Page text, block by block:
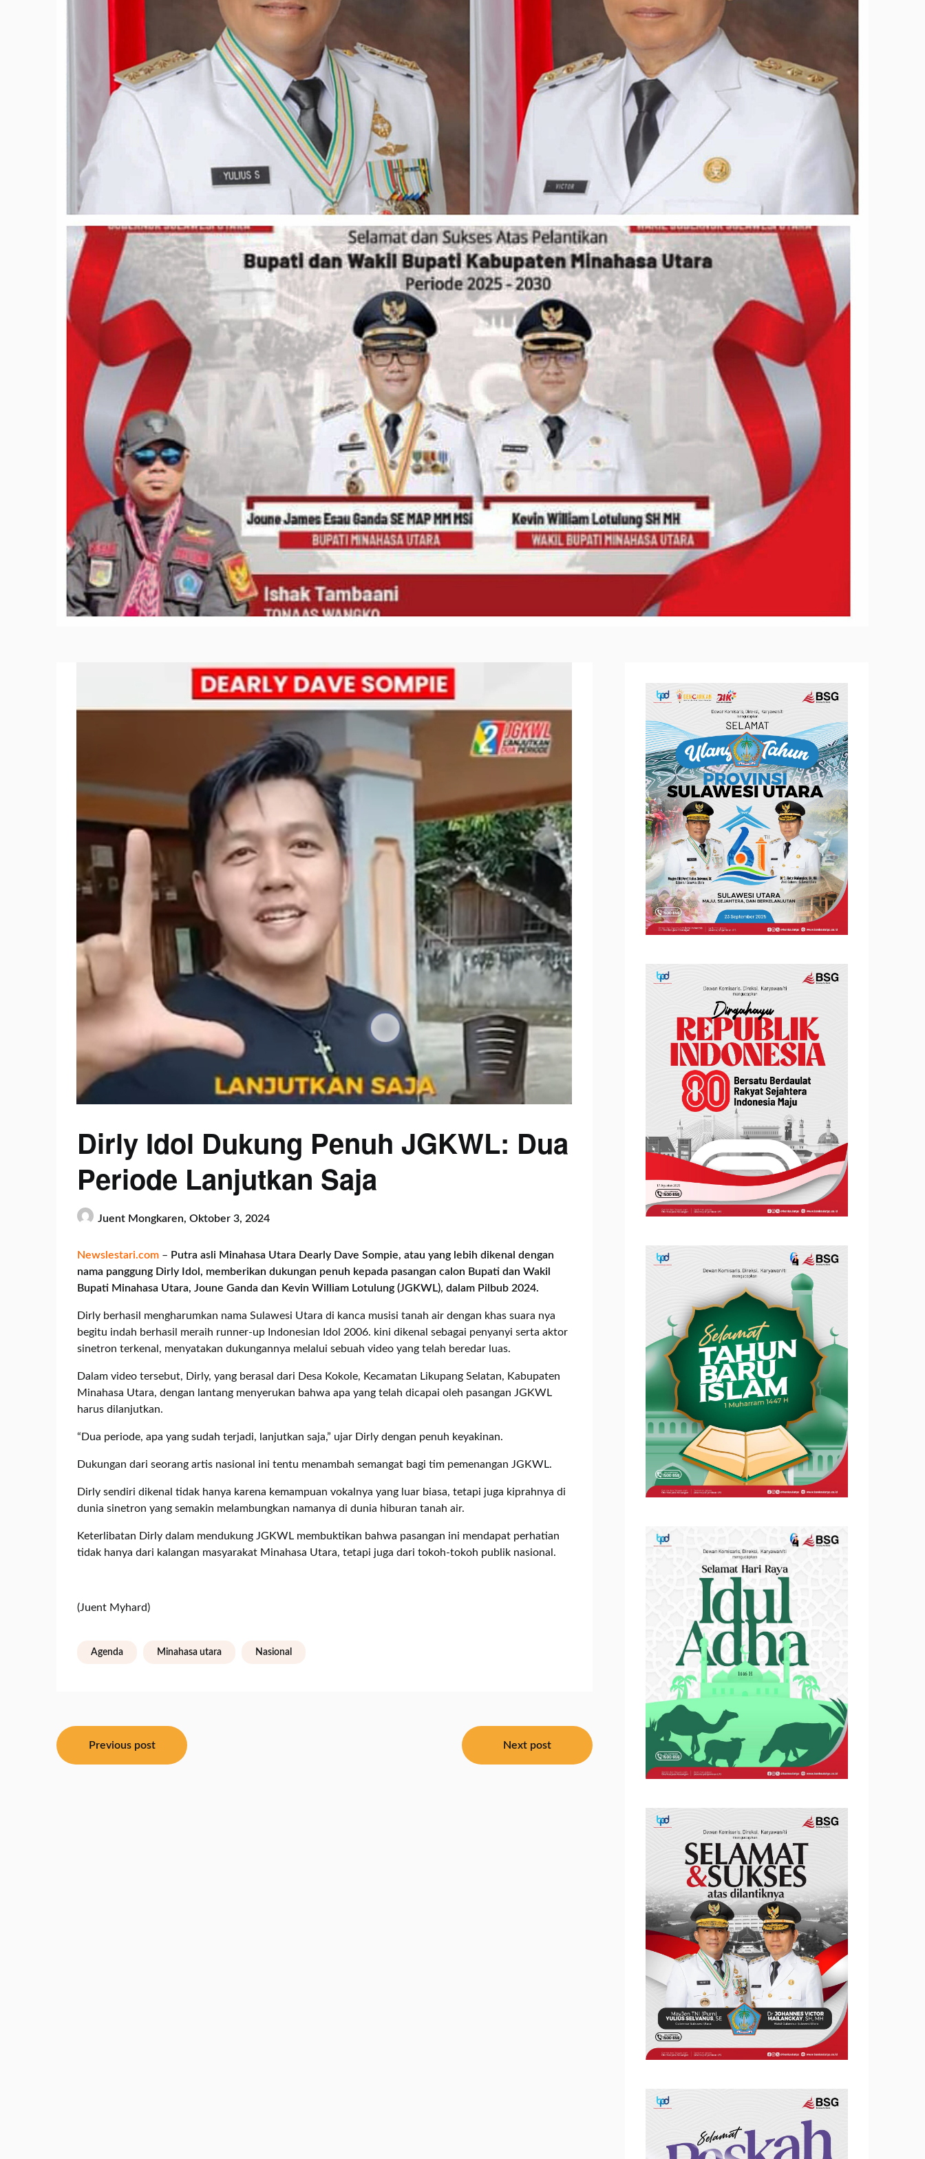
Dirly Idol Dukung Penuh JGKWL: Dua
Periode Lanjutkan Saja
Juent Mongkaren, Oktober 3, 2024
Newslestari.com – Putra asli Minahasa Utara Dearly Dave Sompie, atau yang lebih dikenal dengan
nama panggung Dirly Idol, memberikan dukungan penuh kepada pasangan calon Bupati dan Wakil
Bupati Minahasa Utara, Joune Ganda dan Kevin William Lotulung (JGKWL), dalam Pilbub 2024.
Dirly berhasil mengharumkan nama Sulawesi Utara di kanca musisi tanah air dengan khas suara nya
begitu indah berhasil meraih runner-up Indonesian Idol 2006. kini dikenal sebagai penyanyi serta aktor
sinetron terkenal, menyatakan dukungannya melalui sebuah video yang telah beredar luas.
Dalam video tersebut, Dirly, yang berasal dari Desa Kokole, Kecamatan Likupang Selatan, Kabupaten
Minahasa Utara, dengan lantang menyerukan bahwa apa yang telah dicapai oleh pasangan JGKWL
harus dilanjutkan.
“Dua periode, apa yang sudah terjadi, lanjutkan saja,” ujar Dirly dengan penuh keyakinan.
Dukungan dari seorang artis nasional ini tentu menambah semangat bagi tim pemenangan JGKWL.
Dirly sendiri dikenal tidak hanya karena kemampuan vokalnya yang luar biasa, tetapi juga kiprahnya di
dunia sinetron yang semakin melambungkan namanya di dunia hiburan tanah air.
Keterlibatan Dirly dalam mendukung JGKWL membuktikan bahwa pasangan ini mendapat perhatian
tidak hanya dari kalangan masyarakat Minahasa Utara, tetapi juga dari tokoh-tokoh publik nasional.
(Juent Myhard)
Agenda Minahasa utara Nasional
Navigasi
pos
Previous post Next post